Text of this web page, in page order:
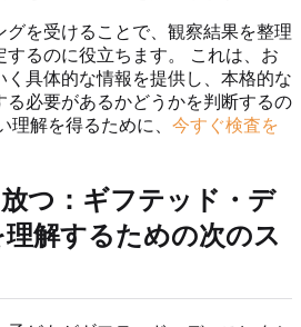
を受けることで、観察結果を整理
するのに役立ちます。 これは、お
具体的な情報を提供し、本格的な
る必要があるかどうかを判断するの
理解を得るために、 今すぐ検査を
つ：ギフテッド・デ
解するための次のス